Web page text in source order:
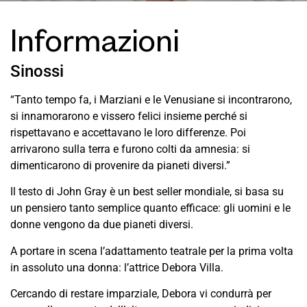
Informazioni
Sinossi
“Tanto tempo fa, i Marziani e le Venusiane si incontrarono,
si innamorarono e vissero felici insieme perché si
rispettavano e accettavano le loro differenze. Poi
arrivarono sulla terra e furono colti da amnesia: si
dimenticarono di provenire da pianeti diversi.”
Il testo di John Gray è un best seller mondiale, si basa su
un pensiero tanto semplice quanto efficace: gli uomini e le
donne vengono da due pianeti diversi.
A portare in scena l’adattamento teatrale per la prima volta
in assoluto una donna: l’attrice Debora Villa.
Cercando di restare imparziale, Debora vi condurrà per